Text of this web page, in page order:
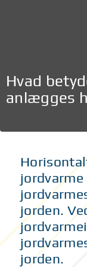
Hvad
anlægges
jordvarme
jorden.
jorden.